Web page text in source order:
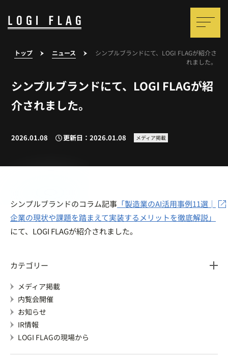
トップ ニュース
シンプルブランドにて、LOGI FLAGが紹介さ
れました。
シンプルブランドにて、LOGI FLAGが紹
介されました。
2026.01.08 更新日：2026.01.08 メディア掲載
シンプルブランドのコラム記事 「製造業のAI活用事例11選│
企業の現状や課題を踏まえて実装するメリットを徹底解説」
にて、LOGI FLAGが紹介されました。
カテゴリー
メディア掲載
内覧会開催
お知らせ
IR情報
LOGI FLAGの現場から